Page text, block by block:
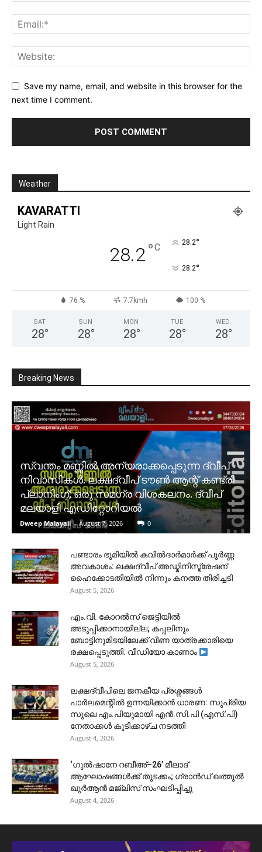
Save my name, email, and website in this browser for the
next time I comment.
Weather
KAVARATTI
Light Rain
28.2°C 28.2°
28.2°
76 % 7.7kmh 100 %
SAT
28°
SUN
28°
MON
28°
TUE
28°
WED
28°
Breaking News
സ്വന്തം മണ്ണിൽ അന്യരാക്കപ്പെടുന്ന ദ്വീപ്
നിവാസികൾ. ലക്ഷദ്വീപ് ടൗൺ ആന്റ് കണ്ട്രി
പ്ലാനിംഗ്; ഒരു സമഗ്ര വിശകലനം. ദ്വീപ്
മലയാളി എഡിറ്റോറിയൽ
Dweep Malayali - August 7, 2026 0
പണ്ടാരം ഭൂമിയിൽ കവിൽദാർമാർക്ക് പൂർണ്ണ
അവകാശം: ലക്ഷദ്വീപ് അഡ്മിനിസ്ട്രേഷന്
ഹൈക്കോടതിയിൽ നിന്നും കനത്ത തിരിച്ചടി
August 5, 2026
​എം.വി. കോറൽസ് ജെട്ടിയിൽ
അടുപ്പിക്കാനായില്ല; കപ്പലിനും
ബോട്ടിനുമിടയിലേക്ക് വീണ യാത്രക്കാരിയെ
രക്ഷപ്പെടുത്തി. വീഡിയോ കാണാം
August 5, 2026
ലക്ഷദ്വീപിലെ ജനകീയ പ്രശ്നങ്ങൾ
പാർലമെന്റിൽ ഉന്നയിക്കാൻ ധാരണ: സുപ്രിയ
സുലെ എം.പിയുമായി എൻ.സി.പി (എസ്.പി)
നേതാക്കൾ കൂടിക്കാഴ്ച നടത്തി
August 4, 2026
‘ഗുൽഷാനേ റബീഅ്–26’ മീലാദ്
ആഘോഷങ്ങൾക്ക് തുടക്കം; ഗ്രാൻഡ് ഖത്മുൽ
ഖുർആൻ മജ്‌ലിസ് സംഘടിപ്പിച്ചു
August 4, 2026